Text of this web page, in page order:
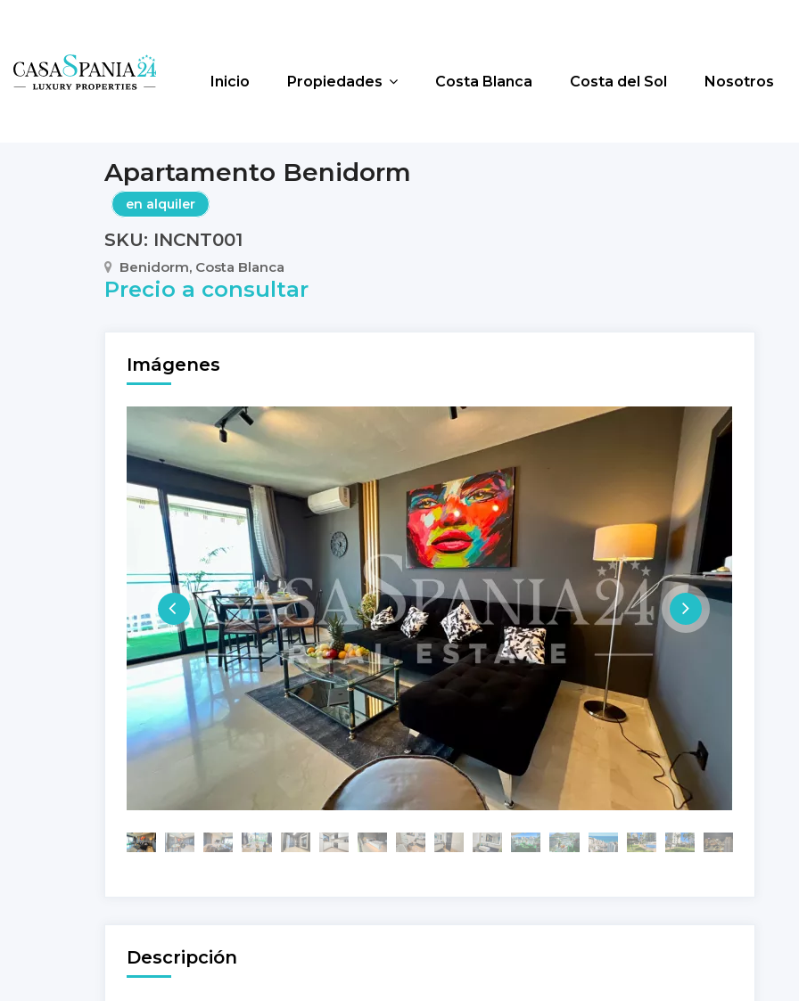
Inicio Propiedades Costa Blanca Costa del Sol Nosotros
Apartamento Benidorm
en alquiler
SKU: INCNT001
Benidorm, Costa Blanca
Precio a consultar
Imágenes
Descripción